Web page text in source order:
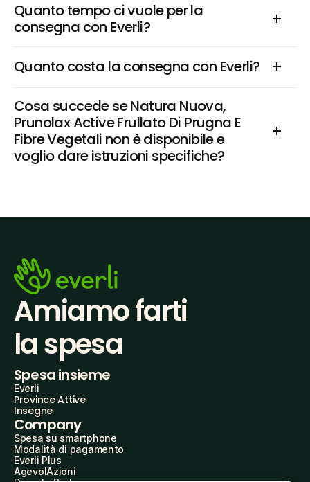
Quanto tempo ci vuole per la
consegna con Everli?
Quanto costa la consegna con Everli?
Cosa succede se Natura Nuova,
Prunolax Active Frullato Di Prugna E
Fibre Vegetali non è disponibile e
voglio dare istruzioni specifiche?
Amiamo farti
la spesa
Spesa insieme
Everli
Province Attive
Insegne
Company
Spesa su smartphone
Modalità di pagamento
Everli Plus
AgevolAzioni